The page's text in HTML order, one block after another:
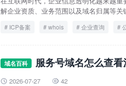
解企业资质、业务范围以及域名归属等
ICP备案 whois 企业查询
域名百科 服务号域名怎么查
 2026-07-27  42